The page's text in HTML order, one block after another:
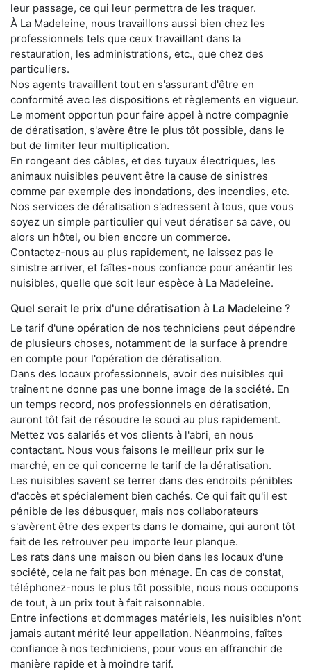
leur passage, ce qui leur permettra de les traquer.
À La Madeleine, nous travaillons aussi bien chez les
professionnels tels que ceux travaillant dans la
restauration, les administrations, etc., que chez des
particuliers.
Nos agents travaillent tout en s'assurant d'être en
conformité avec les dispositions et règlements en vigueur.
Le moment opportun pour faire appel à notre compagnie
de dératisation, s'avère être le plus tôt possible, dans le
but de limiter leur multiplication.
En rongeant des câbles, et des tuyaux électriques, les
animaux nuisibles peuvent être la cause de sinistres
comme par exemple des inondations, des incendies, etc.
Nos services de dératisation s'adressent à tous, que vous
soyez un simple particulier qui veut dératiser sa cave, ou
alors un hôtel, ou bien encore un commerce.
Contactez-nous au plus rapidement, ne laissez pas le
sinistre arriver, et faîtes-nous confiance pour anéantir les
nuisibles, quelle que soit leur espèce à La Madeleine.
Quel serait le prix d'une dératisation à La Madeleine ?
Le tarif d'une opération de nos techniciens peut dépendre
de plusieurs choses, notamment de la surface à prendre
en compte pour l'opération de dératisation.
Dans des locaux professionnels, avoir des nuisibles qui
traînent ne donne pas une bonne image de la société. En
un temps record, nos professionnels en dératisation,
auront tôt fait de résoudre le souci au plus rapidement.
Mettez vos salariés et vos clients à l'abri, en nous
contactant. Nous vous faisons le meilleur prix sur le
marché, en ce qui concerne le tarif de la dératisation.
Les nuisibles savent se terrer dans des endroits pénibles
d'accès et spécialement bien cachés. Ce qui fait qu'il est
pénible de les débusquer, mais nos collaborateurs
s'avèrent être des experts dans le domaine, qui auront tôt
fait de les retrouver peu importe leur planque.
Les rats dans une maison ou bien dans les locaux d'une
société, cela ne fait pas bon ménage. En cas de constat,
téléphonez-nous le plus tôt possible, nous nous occupons
de tout, à un prix tout à fait raisonnable.
Entre infections et dommages matériels, les nuisibles n'ont
jamais autant mérité leur appellation. Néanmoins, faîtes
confiance à nos techniciens, pour vous en affranchir de
manière rapide et à moindre tarif.